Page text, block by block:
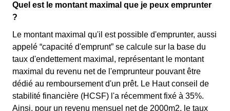
Quel est le montant maximal que je peux emprunter
?
Le montant maximal qu'il est possible d'emprunter, aussi
appelé “capacité d'emprunt” se calcule sur la base du
taux d'endettement maximal, représentant le montant
maximal du revenu net de l'emprunteur pouvant être
dédié au remboursement d'un prêt. Le Haut conseil de
stabilité financière (HCSF) l'a récemment fixé à 35%.
Ainsi, pour un revenu mensuel net de 2000m2, le taux